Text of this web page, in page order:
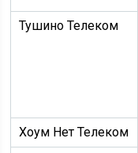
Тушино Телеком
Хоум Нет Телеком